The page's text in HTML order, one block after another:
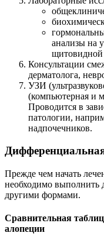
анализы на
щитовидной
Консультации
дерматолога,
УЗИ
(компьютерная и
Проводится в
патологии,
надпочечников.
Прежде чем начать
необходимо выполнить
другими формами.
Сравнительная
алопеции